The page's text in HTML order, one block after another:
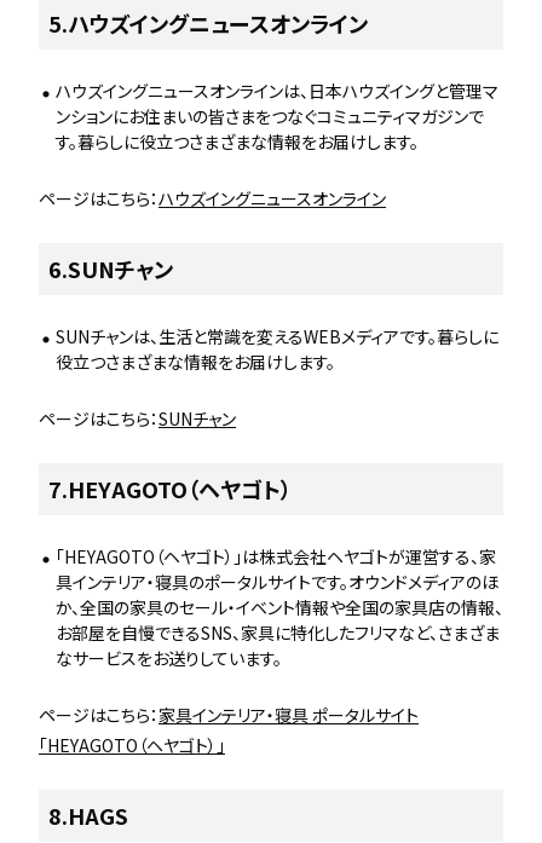
5.ハウズイングニュースオンライン
ハウズイングニュースオンラインは、日本ハウズイングと管理マ
ンションにお住まいの皆さまをつなぐコミュニティマガジンで
す。暮らしに役立つさまざまな情報をお届けします。
ページはこちら：ハウズイングニュースオンライン
6.SUNチャン
SUNチャンは、生活と常識を変えるWEBメディアです。暮らしに
役立つさまざまな情報をお届けします。
ページはこちら：SUNチャン
7.HEYAGOTO（ヘヤゴト）
「HEYAGOTO（ヘヤゴト）」は株式会社ヘヤゴトが運営する、家
具インテリア・寝具のポータルサイトです。オウンドメディアのほ
か、全国の家具のセール・イベント情報や全国の家具店の情報、
お部屋を自慢できるSNS、家具に特化したフリマなど、さまざま
なサービスをお送りしています。
ページはこちら：家具インテリア・寝具 ポータルサイト
「HEYAGOTO（ヘヤゴト）」
8.HAGS